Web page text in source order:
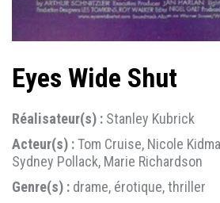
Eyes Wide Shut
Réalisateur(s) : Stanley Kubrick
Acteur(s) :Tom Cruise, Nicole
Sydney Pollack, Marie Richardson
Genre(s) : drame, érotique, thriller